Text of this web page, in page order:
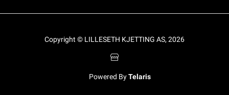
Copyright © LILLESETH KJETTING AS, 2026
Powered ByTelaris